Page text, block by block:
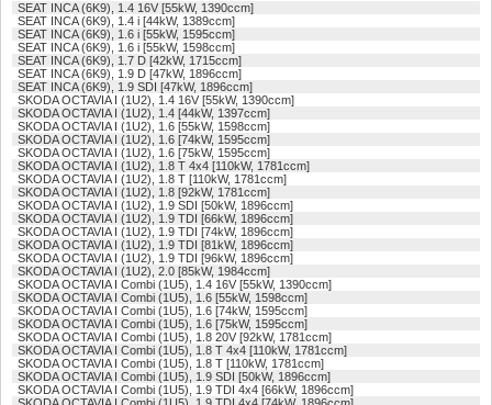
SEAT INCA (6K9), 1.4 16V [55kW, 1390ccm]
SEAT INCA (6K9), 1.4 i [44kW, 1389ccm]
SEAT INCA (6K9), 1.6 i [55kW, 1595ccm]
SEAT INCA (6K9), 1.6 i [55kW, 1598ccm]
SEAT INCA (6K9), 1.7 D [42kW, 1715ccm]
SEAT INCA (6K9), 1.9 D [47kW, 1896ccm]
SEAT INCA (6K9), 1.9 SDI [47kW, 1896ccm]
SKODA OCTAVIA I (1U2), 1.4 16V [55kW, 1390ccm]
SKODA OCTAVIA I (1U2), 1.4 [44kW, 1397ccm]
SKODA OCTAVIA I (1U2), 1.6 [55kW, 1598ccm]
SKODA OCTAVIA I (1U2), 1.6 [74kW, 1595ccm]
SKODA OCTAVIA I (1U2), 1.6 [75kW, 1595ccm]
SKODA OCTAVIA I (1U2), 1.8 T 4x4 [110kW, 1781ccm]
SKODA OCTAVIA I (1U2), 1.8 T [110kW, 1781ccm]
SKODA OCTAVIA I (1U2), 1.8 [92kW, 1781ccm]
SKODA OCTAVIA I (1U2), 1.9 SDI [50kW, 1896ccm]
SKODA OCTAVIA I (1U2), 1.9 TDI [66kW, 1896ccm]
SKODA OCTAVIA I (1U2), 1.9 TDI [74kW, 1896ccm]
SKODA OCTAVIA I (1U2), 1.9 TDI [81kW, 1896ccm]
SKODA OCTAVIA I (1U2), 1.9 TDI [96kW, 1896ccm]
SKODA OCTAVIA I (1U2), 2.0 [85kW, 1984ccm]
SKODA OCTAVIA I Combi (1U5), 1.4 16V [55kW, 1390ccm]
SKODA OCTAVIA I Combi (1U5), 1.6 [55kW, 1598ccm]
SKODA OCTAVIA I Combi (1U5), 1.6 [74kW, 1595ccm]
SKODA OCTAVIA I Combi (1U5), 1.6 [75kW, 1595ccm]
SKODA OCTAVIA I Combi (1U5), 1.8 20V [92kW, 1781ccm]
SKODA OCTAVIA I Combi (1U5), 1.8 T 4x4 [110kW, 1781ccm]
SKODA OCTAVIA I Combi (1U5), 1.8 T [110kW, 1781ccm]
SKODA OCTAVIA I Combi (1U5), 1.9 SDI [50kW, 1896ccm]
SKODA OCTAVIA I Combi (1U5), 1.9 TDI 4x4 [66kW, 1896ccm]